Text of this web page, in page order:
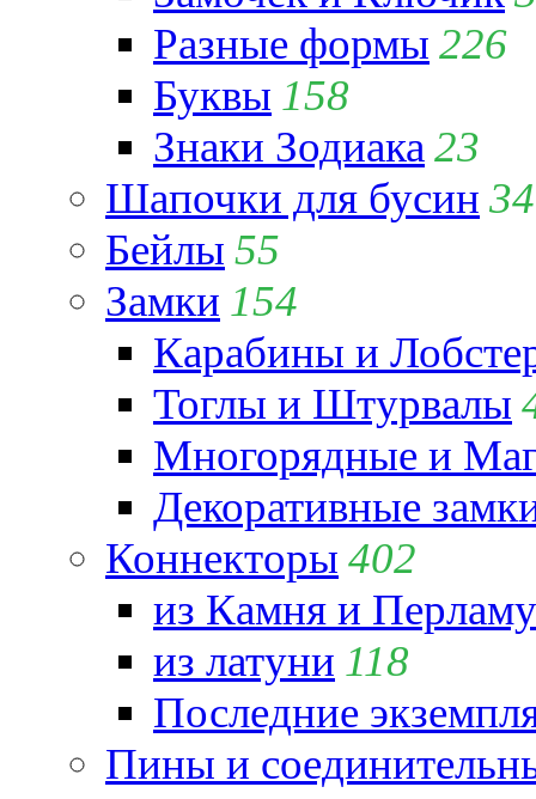
Разные формы 226
Буквы 158
Знаки Зодиака 23
Шапочки для бусин 34
Бейлы 55
Замки 154
Карабины и
Тоглы и Штурвалы
Многорядные и
Декоративные
Коннекторы 402
из Камня и
из латуни 118
Последние
Пины и